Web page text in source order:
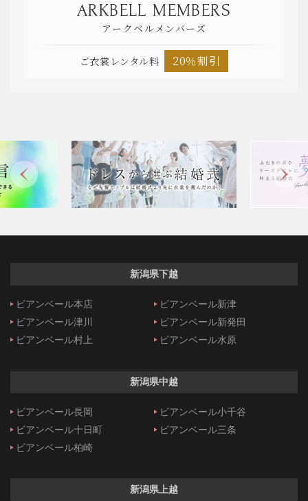
ARKBELL MEMBERS
アークベルメンバーズ
ご衣裳レンタル料 20％割引
新潟県下越
ビアンベール本店
ビアンベール新津
ビアンベール津川
ビアンベール新発田
ビアンベール村上
ビアンベール水原
新潟県中越
ビアンベール長岡
ビアンベール小千谷
ビアンベール十日町
ビアンベール三条
ビアンベール柏崎
新潟県上越